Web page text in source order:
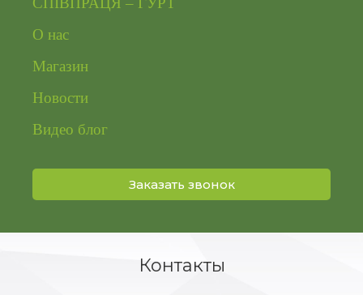
О нас
Магазин
Новости
Видео блог
Заказать звонок
Контакты